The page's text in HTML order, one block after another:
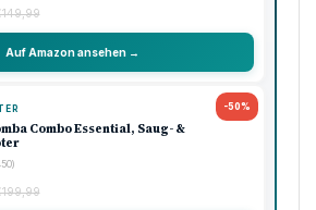
Auf Amazon ansehen →
-50%
Combo Essential, Saug- &